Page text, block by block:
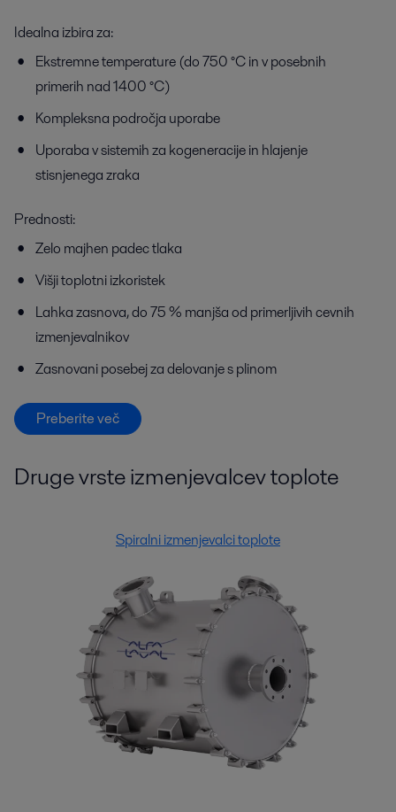
Idealna izbira za:
Ekstremne temperature (do 750 °C in v posebnih
primerih nad 1400 °C)
Kompleksna področja uporabe
Uporaba v sistemih za kogeneracije in hlajenje
stisnjenega zraka
Prednosti:
Zelo majhen padec tlaka
Višji toplotni izkoristek
Lahka zasnova, do 75 % manjša od primerljivih cevnih
izmenjevalnikov
Zasnovani posebej za delovanje s plinom
Preberite več
Druge vrste izmenjevalcev toplote
Spiralni izmenjevalci toplote